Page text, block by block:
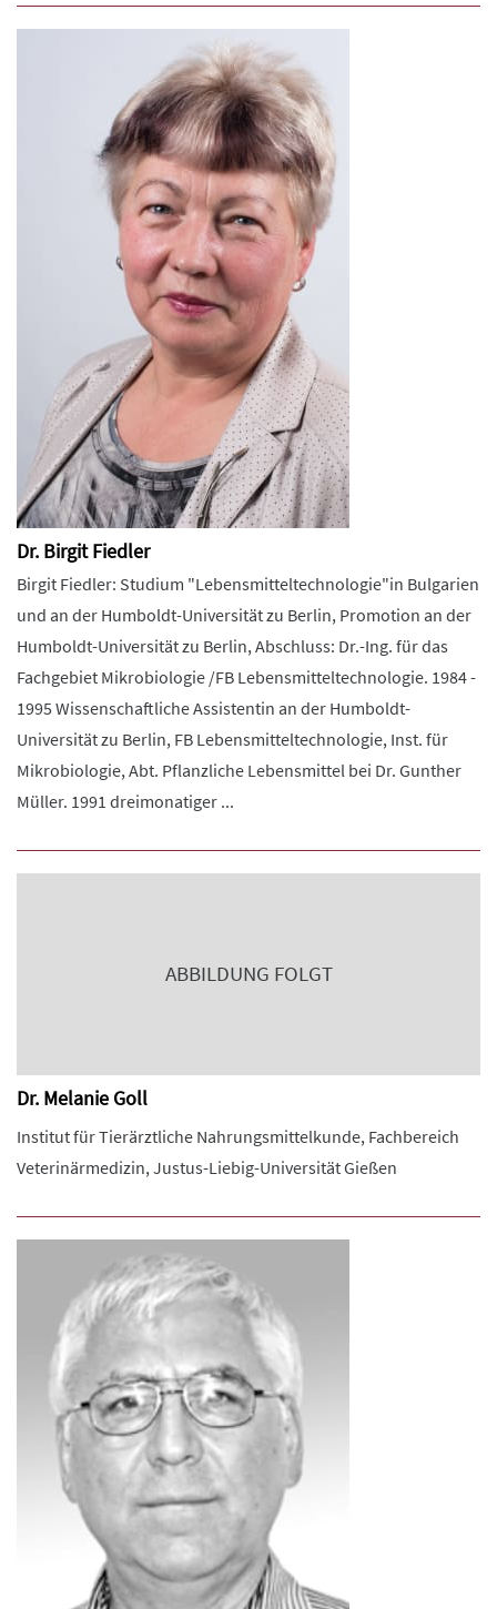
Dr. Birgit Fiedler
Birgit Fiedler: Studium "Lebensmitteltechnologie"in Bulgarien
und an der Humboldt-Universität zu Berlin, Promotion an der
Humboldt-Universität zu Berlin, Abschluss: Dr.-Ing. für das
Fachgebiet Mikrobiologie /FB Lebensmitteltechnologie. 1984 -
1995 Wissenschaftliche Assistentin an der Humboldt-
Universität zu Berlin, FB Lebensmitteltechnologie, Inst. für
Mikrobiologie, Abt. Pflanzliche Lebensmittel bei Dr. Gunther
Müller. 1991 dreimonatiger ...
ABBILDUNG FOLGT
Dr. Melanie Goll
Institut für Tierärztliche Nahrungsmittelkunde, Fachbereich
Veterinärmedizin, Justus-Liebig-Universität Gießen